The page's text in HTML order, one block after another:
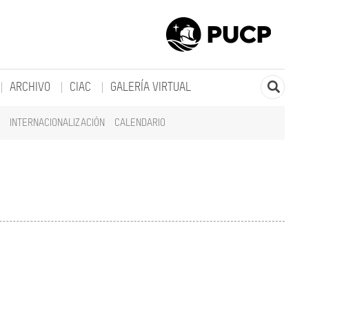
INTERNACIONALIZACIÓN CALENDARIO
ARCHIVO CIAC GALERÍA VIRTUAL